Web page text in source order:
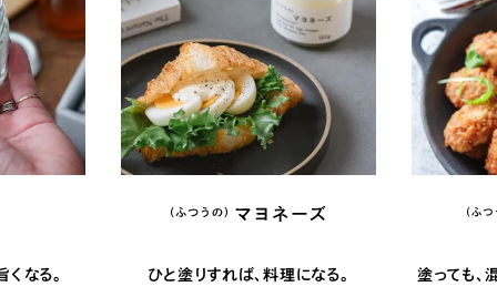
なる。 ひと塗りすれば、料理になる。 塗っても、